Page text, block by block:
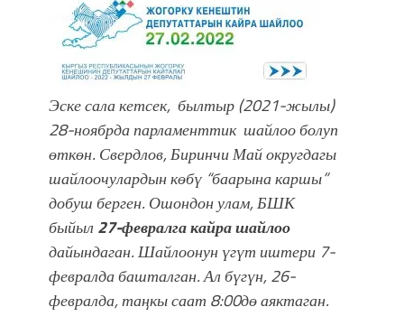
Эске сала кетсек, былтыр (2021-жылы)
28-ноябрда парламенттик шайлоо болуп
өткөн. Свердлов, Биринчи Май округдагы
шайлоочулардын көбү “баарына каршы”
добуш берген. Ошондон улам, БШК
быйыл 27-февралга кайра шайлоо
дайындаган.Шайлоонун үгүт иштери 7-
февралда башталган. Ал бүгүн, 26-
февралда, таңкы саат 8:00дө аяктаган.